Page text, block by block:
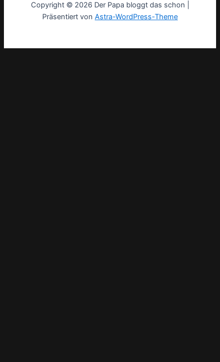
Copyright © 2026 Der Papa bloggt das schon |
Präsentiert von Astra-WordPress-Theme